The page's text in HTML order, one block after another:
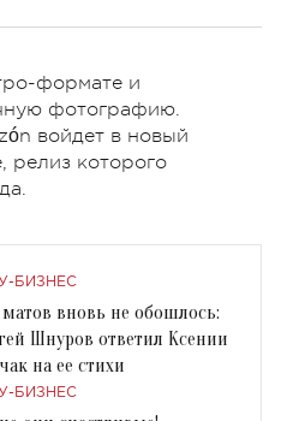
формате и
фотографию.
войдет в новый
релиз которого
БИЗНЕС
матов вновь не обошлось:
Шнуров ответил Ксении
на ее стихи
БИЗНЕС